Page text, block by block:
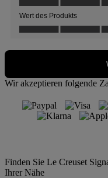
Wir akzeptieren folgende
Finden Sie Le Creuset
Ihrer Nähe